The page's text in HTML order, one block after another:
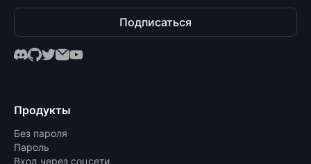
Подписаться
Продукты
Без пароля
Пароль
Вход через соцсети